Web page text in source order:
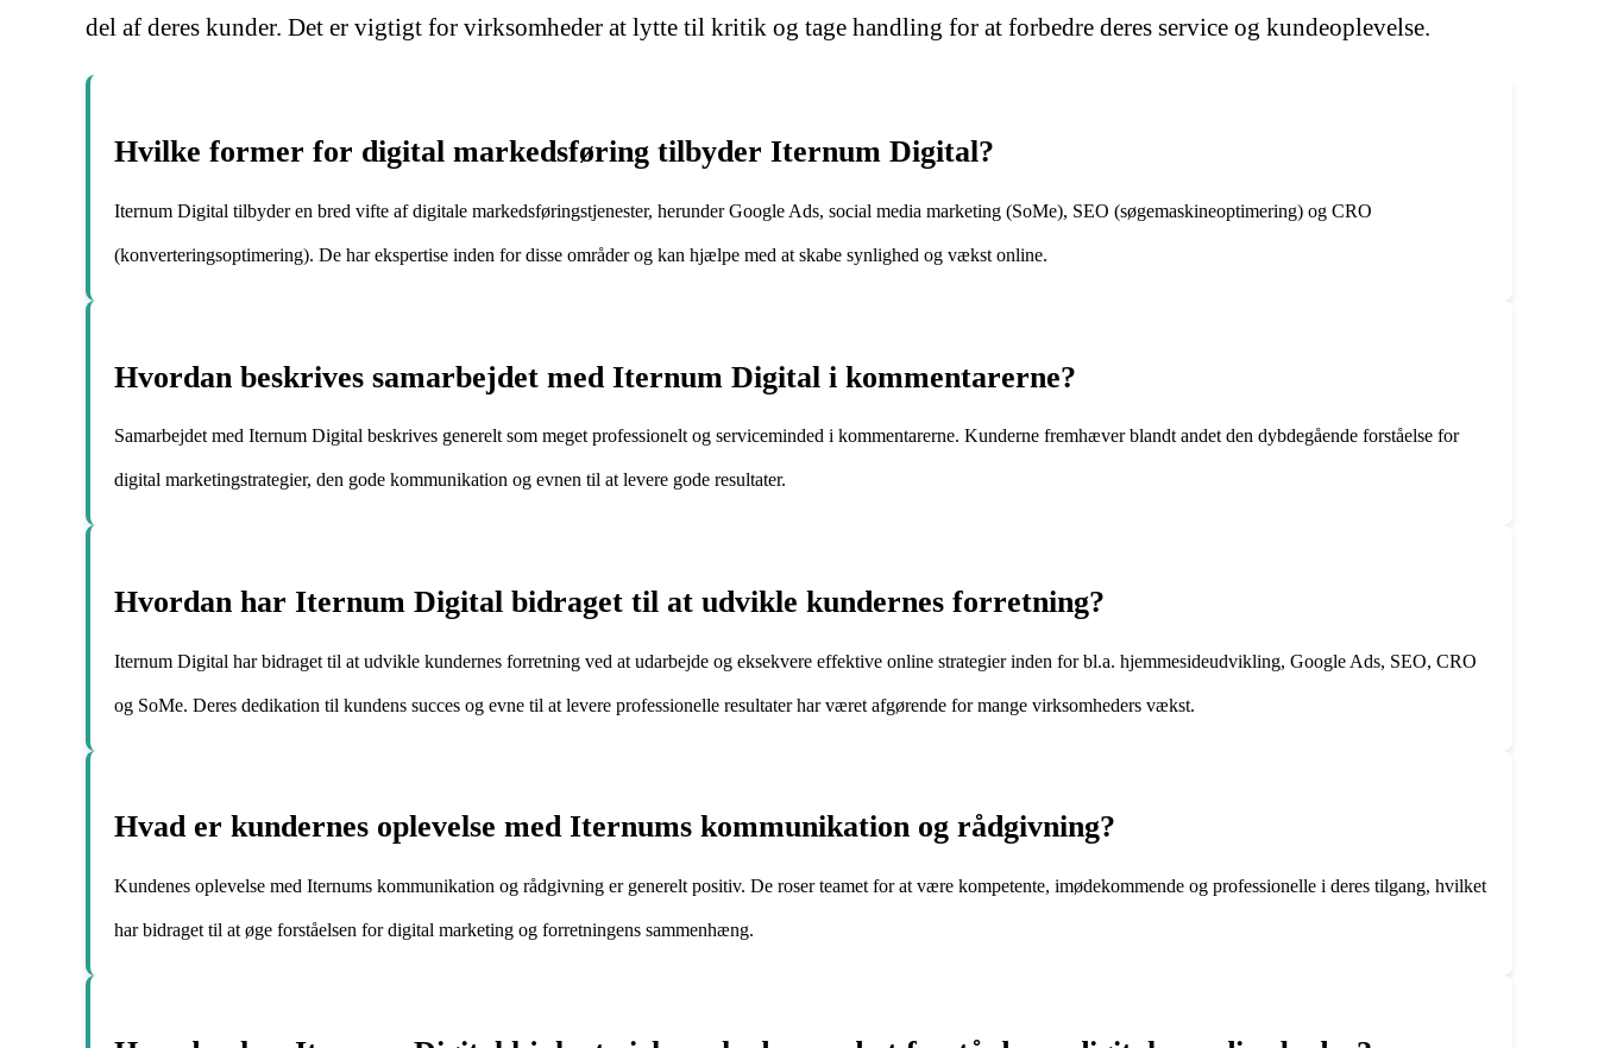
del af deres kunder. Det er vigtigt for virksomheder at lytte til kritik og tage handling for at forbedre deres service og kundeoplevelse.
Hvilke former for digital markedsføring tilbyder Iternum Digital?
Iternum Digital tilbyder en bred vifte af digitale markedsføringstjenester, herunder Google Ads, social media marketing (SoMe), SEO (søgemaskineoptimering) og CRO
(konverteringsoptimering). De har ekspertise inden for disse områder og kan hjælpe med at skabe synlighed og vækst online.
Hvordan beskrives samarbejdet med Iternum Digital i kommentarerne?
Samarbejdet med Iternum Digital beskrives generelt som meget professionelt og serviceminded i kommentarerne. Kunderne fremhæver blandt andet den dybdegående forståelse for
digital marketingstrategier, den gode kommunikation og evnen til at levere gode resultater.
Hvordan har Iternum Digital bidraget til at udvikle kundernes forretning?
Iternum Digital har bidraget til at udvikle kundernes forretning ved at udarbejde og eksekvere effektive online strategier inden for bl.a. hjemmesideudvikling, Google Ads, SEO, CRO
og SoMe. Deres dedikation til kundens succes og evne til at levere professionelle resultater har været afgørende for mange virksomheders vækst.
Hvad er kundernes oplevelse med Iternums kommunikation og rådgivning?
Kundenes oplevelse med Iternums kommunikation og rådgivning er generelt positiv. De roser teamet for at være kompetente, imødekommende og professionelle i deres tilgang, hvilket
har bidraget til at øge forståelsen for digital marketing og forretningens sammenhæng.